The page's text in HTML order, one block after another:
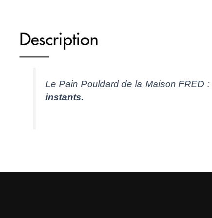
Description
Le Pain Pouldard de la Maison FRED :
instants.